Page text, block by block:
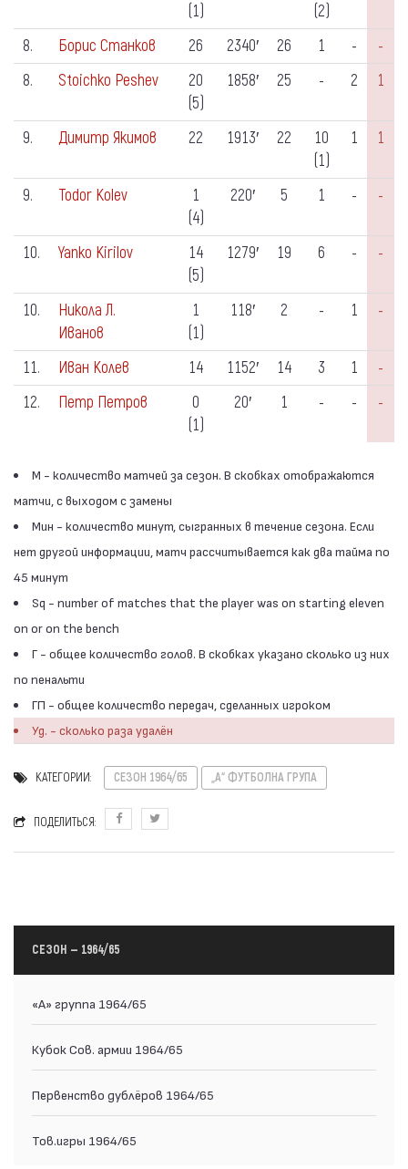
(1)
(2)
8. Борис Станков 26 2340′ 26 1 -
-
8.
Stoichko Peshev
20
(5)
1858′ 25 - 2 1
9. Димитр Якимов 22 1913′ 22
10
(1)
1 1
9. Todor Kolev
1
(4)
220′ 5 1 - -
10. Yanko Kirilov
14
(5)
1279′ 19 6 - -
10.
Никола Л.
Иванов
1
(1)
118′ 2 - 1 -
11. Иван Колев 14 1152′ 14 3 1
-
12.
Петр Петров
0
(1)
20′ 1 - - -
М - количество матчей за сезон. В скобках отображаются
матчи, с выходом с замены
Мин - количество минут, сыгранных в течение сезона. Если
нет другой информации, матч рассчитывается как два тайма по
45 минут
Sq - number of matches that the player was on starting eleven
on or on the bench
Г - общее количество голов. В скобках указано сколько из них
по пенальти
ГП - общее количество передач, сделанных игроком
Уд. - сколько раза удалён
КАТЕГОРИИ: СЕЗОН 1964/65 „А“ ФУТБОЛНА ГРУПА
ПОДЕЛИТЬСЯ:
СЕЗОН — 1964/65
«А» группа 1964/65
Кубок Сов. армии 1964/65
Первенство дублёров 1964/65
Тов.игры 1964/65